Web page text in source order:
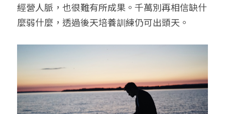
經營人脈，也很難有所成果。千萬別再相信缺什
麼弱什麼，透過後天培養訓練仍可出頭天。